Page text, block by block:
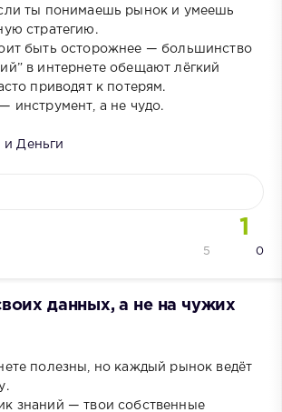
ты понимаешь рынок и умеешь
стратегию.
быть осторожнее — большинство
в интернете обещают лёгкий
приводят к потерям.
инструмент, а не чудо.
и Деньги
1
0
5
данных, а не на чужих
полезны, но каждый рынок ведёт
знаний — твои собственные